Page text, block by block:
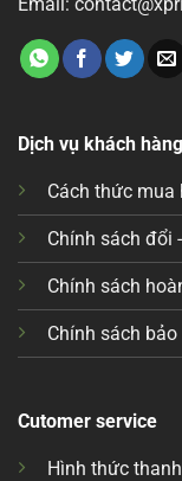
Dịch vụ khách hàng |
Cách thức mua
Chính sách đổi
Chính sách
Chính sách
Cutomer service
Hình thức